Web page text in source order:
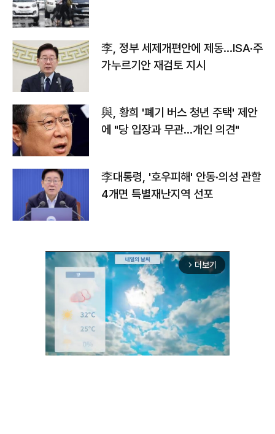
李, 정부 세제개편안에 제동…ISA·주
가누르기안 재검토 지시
與, 황희 '폐기 버스 청년 주택' 제안
에 "당 입장과 무관…개인 의견"
李대통령, '호우피해' 안동·의성 관할
4개면 특별재난지역 선포
arrow_forward_ios 더보기